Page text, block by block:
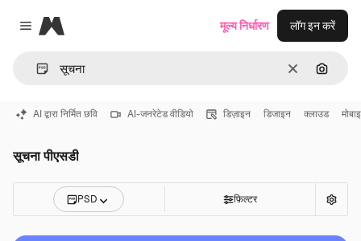
Close menu
Magnific
साफ़ इमेज से
मूल्य निर्धारण लॉग इन करें
AI द्वारा निर्मित छवि AI-जनरेटेड वीडियो डिज़ाइन डिजाइन क्लाउड
सूचना पीएसडी
PSD फ़िल्टर